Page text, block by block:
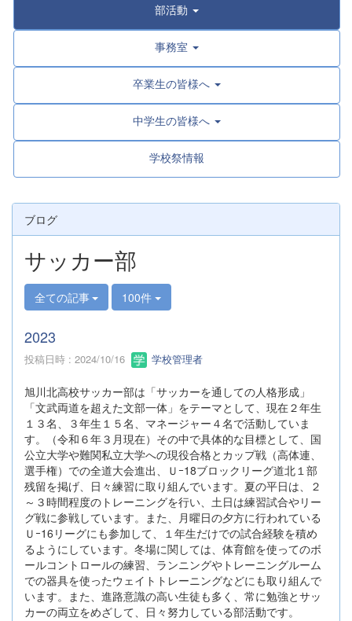
部活動
事務室
卒業生の皆様へ
中学生の皆様へ
学校祭情報
ブログ
サッカー部
全ての記事 100件
2023
投稿日時 : 2024/10/16 学校管理者
旭川北高校サッカー部は「サッカーを通しての人格形成」
「文武両道を超えた文部一体」をテーマとして、現在２年生
１３名、３年生１５名、マネージャー４名で活動していま
す。（令和６年３月現在）その中で具体的な目標として、国
公立大学や難関私立大学への現役合格とカップ戦（高体連、
選手権）での全道大会進出、Ｕｰ18ブロックリーグ道北１部
残留を掲げ、日々練習に取り組んでいます。夏の平日は、２
～３時間程度のトレーニングを行い、土日は練習試合やリー
グ戦に参戦しています。また、月曜日の夕方に行われている
Ｕｰ16リーグにも参加して、１年生だけでの試合経験を積め
るようにしています。冬場に関しては、体育館を使ってのボ
ールコントロールの練習、ランニングやトレーニングルーム
での器具を使ったウェイトトレーニングなどにも取り組んで
います。また、進路意識の高い生徒も多く、常に勉強とサッ
カーの両立をめざして、日々努力している部活動です。